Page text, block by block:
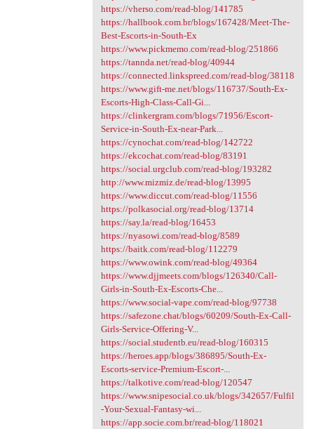
https://vherso.com/read-blog/141785
https://hallbook.com.br/blogs/167428/Meet-The-
Best-Escorts-in-South-Ex
https://www.pickmemo.com/read-blog/251866
https://tannda.net/read-blog/40944
https://connected.linkspreed.com/read-blog/38118
https://www.gift-me.net/blogs/116737/South-Ex-
Escorts-High-Class-Call-Gi...
https://clinkergram.com/blogs/71956/Escort-
Service-in-South-Ex-near-Park...
https://cynochat.com/read-blog/142722
https://ekcochat.com/read-blog/83191
https://social.urgclub.com/read-blog/193282
http://www.mizmiz.de/read-blog/13995
https://www.diccut.com/read-blog/11556
https://polkasocial.org/read-blog/13714
https://say.la/read-blog/16453
https://nyasowi.com/read-blog/8589
https://baitk.com/read-blog/112279
https://www.owink.com/read-blog/49364
https://www.djjmeets.com/blogs/126340/Call-
Girls-in-South-Ex-Escorts-Che...
https://www.social-vape.com/read-blog/97738
https://safezone.chat/blogs/60209/South-Ex-Call-
Girls-Service-Offering-V...
https://social.studentb.eu/read-blog/160315
https://heroes.app/blogs/386895/South-Ex-
Escorts-service-Premium-Escort-...
https://talkotive.com/read-blog/120547
https://www.snipesocial.co.uk/blogs/342657/Fulfil
-Your-Sexual-Fantasy-wi...
https://app.socie.com.br/read-blog/118021